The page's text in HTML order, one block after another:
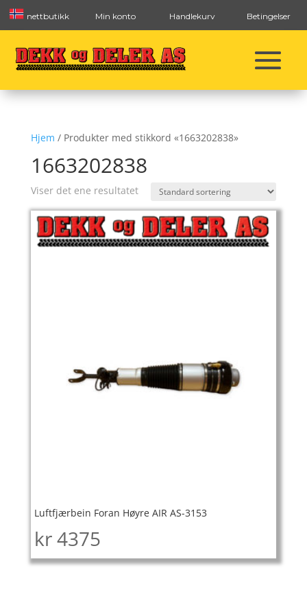
nettbutikk Min konto Handlekurv Betingelser
Hjem / Produkter med stikkord «1663202838»
1663202838
Viser det ene resultatet
Luftfjærbein Foran Høyre AIR AS-3153
kr4375